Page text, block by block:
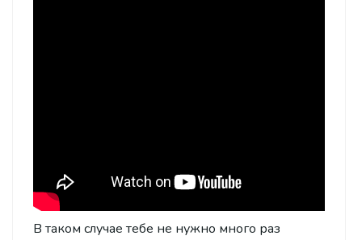
В таком случае тебе не нужно много раз